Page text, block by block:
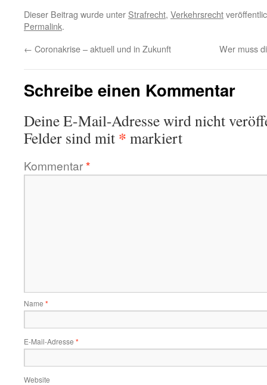
Dieser Beitrag wurde unter Strafrecht, Verkehrsrecht
Permalink.
← Coronakrise – aktuell und in Zukunft Wer muss
Schreibe einen Kommentar
Deine E-Mail-Adresse wird nicht
Felder sind mit * markiert
Kommentar*
Name *
E-Mail-Adresse *
Website